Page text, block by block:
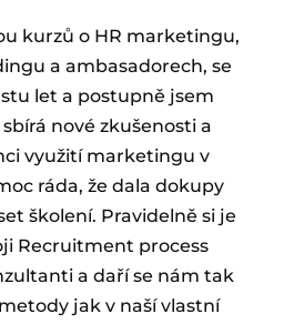
kurzů o HR marketingu,
a ambasadorech, se
let a postupně jsem
nové zkušenosti a
využití marketingu v
ráda, že dala dokupy
školení. Pravidelně si je
Recruitment process
a daří se nám tak
jak v naší vlastní